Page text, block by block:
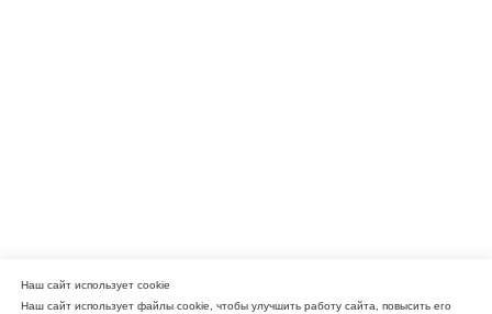
Наш сайт использует cookie
Наш сайт использует файлы cookie, чтобы улучшить работу сайта, повысить его